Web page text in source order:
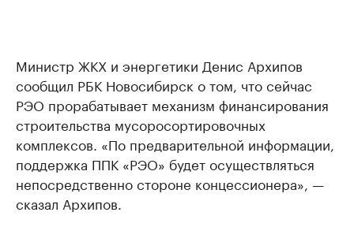
Министр ЖКХ и энергетики Денис Архипов
сообщил РБК Новосибирск о том, что сейчас
РЭО прорабатывает механизм финансирования
строительства мусоросортировочных
комплексов. «По предварительной информации,
поддержка ППК «РЭО» будет осуществляться
непосредственно стороне концессионера», —
сказал Архипов.